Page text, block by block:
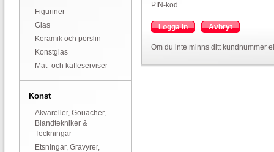
Figuriner
Glas
Keramik och porslin
Konstglas
Mat- och kaffeserviser
Konst
Akvareller, Gouacher,
Blandtekniker &
Teckningar
Etsningar, Gravyrer,
PIN-kod
Logga in Avbryt
Om du inte minns ditt kundnummer